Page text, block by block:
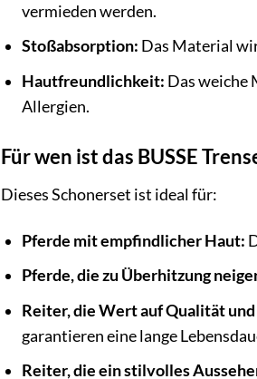
vermieden werden.
Stoßabsorption: Das Material
Hautfreundlichkeit: Das weiche
Allergien.
Für wen ist das BUSSE
Dieses Schonerset ist ideal für:
Pferde mit empfindlicher Haut:
Pferde, die zu Überhitzung
Reiter, die Wert auf Qualität
garantieren eine lange
Reiter, die ein stilvolles